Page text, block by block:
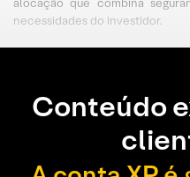
alocação que combina
necessidades do investidor.
Conteúdo